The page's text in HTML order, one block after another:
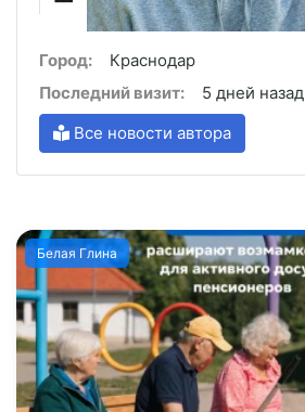
Город:
Краснодар
Последний визит:
5 дней назад
Все новости автора
Белая Глина